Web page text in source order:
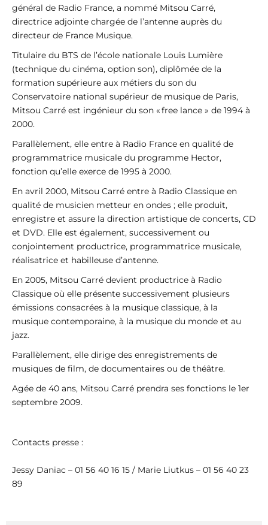
général de Radio France, a nommé Mitsou Carré,
directrice adjointe chargée de l’antenne auprès du
directeur de France Musique.
Titulaire du BTS de l’école nationale Louis Lumière
(technique du cinéma, option son), diplômée de la
formation supérieure aux métiers du son du
Conservatoire national supérieur de musique de Paris,
Mitsou Carré est ingénieur du son « free lance » de 1994 à
2000.
Parallèlement, elle entre à Radio France en qualité de
programmatrice musicale du programme Hector,
fonction qu’elle exerce de 1995 à 2000.
En avril 2000, Mitsou Carré entre à Radio Classique en
qualité de musicien metteur en ondes ; elle produit,
enregistre et assure la direction artistique de concerts, CD
et DVD. Elle est également, successivement ou
conjointement productrice, programmatrice musicale,
réalisatrice et habilleuse d’antenne.
En 2005, Mitsou Carré devient productrice à Radio
Classique où elle présente successivement plusieurs
émissions consacrées à la musique classique, à la
musique contemporaine, à la musique du monde et au
jazz.
Parallèlement, elle dirige des enregistrements de
musiques de film, de documentaires ou de théâtre.
Agée de 40 ans, Mitsou Carré prendra ses fonctions le 1er
septembre 2009.
Contacts presse :
Jessy Daniac – 01 56 40 16 15 / Marie Liutkus – 01 56 40 23
89